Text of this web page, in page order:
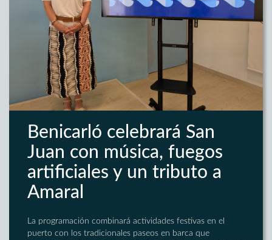
Benicarló celebrará San
Juan con música, fuegos
artificiales y un tributo a
Amaral
La programación combinará actividades festivas en el
puerto con los tradicionales paseos en barca que